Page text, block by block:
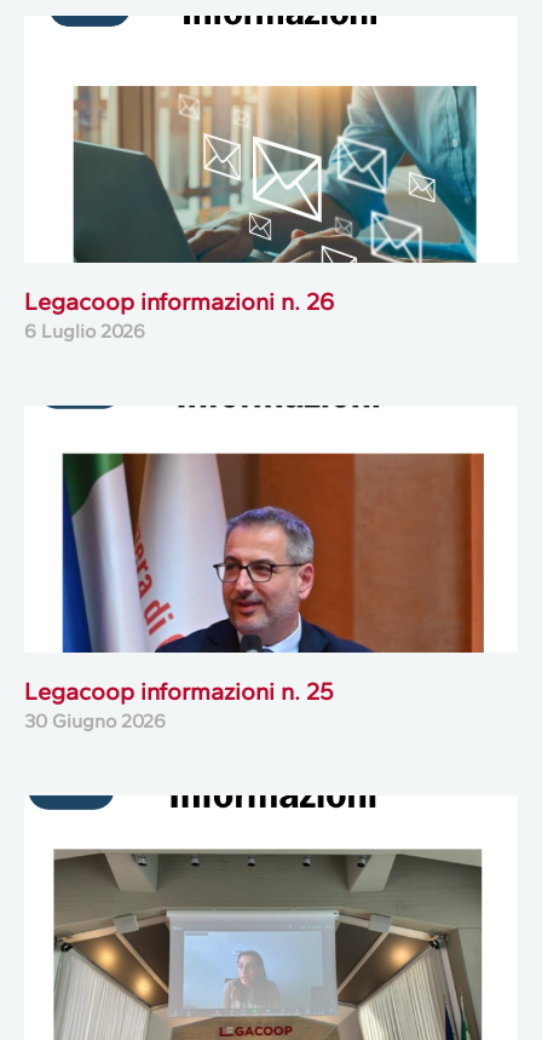
Legacoop informazioni n. 26
6 Luglio 2026
Legacoop informazioni n. 25
30 Giugno 2026